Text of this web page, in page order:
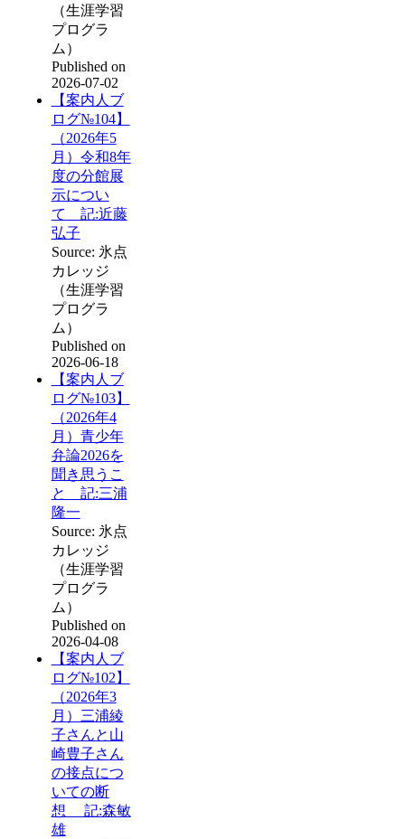
（生涯学習
プログラ
ム）
Published on
2026-07-02
【案内人ブ
ログ№104】
（2026年5
月）令和8年
度の分館展
示につい
て 記:近藤
弘子
Source: 氷点
カレッジ
（生涯学習
プログラ
ム）
Published on
2026-06-18
【案内人ブ
ログ№103】
（2026年4
月）青少年
弁論2026を
聞き思うこ
と 記:三浦
隆一
Source: 氷点
カレッジ
（生涯学習
プログラ
ム）
Published on
2026-04-08
【案内人ブ
ログ№102】
（2026年3
月）三浦綾
子さんと山
崎豊子さん
の接点につ
いての断
想 記:森敏
雄